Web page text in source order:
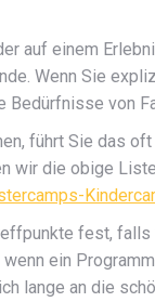
auf einem
Wenn Sie
Bedürfnisse von
führt Sie das
wir die obige
fest,
ein
lange an die